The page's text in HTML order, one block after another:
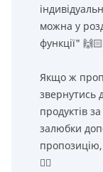
можна у
функції" 🙌🏻
Якщо ж
звернутись
продуктів
залюбки
пропозицію,
👌🏻